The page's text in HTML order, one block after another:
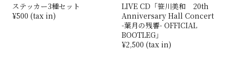
ステッカー3種セット
¥500 (tax in)
LIVE CD「笹川美和 20th
Anniversary Hall Concert
-葉月の残響- OFFICIAL
BOOTLEG」
¥2,500 (tax in)